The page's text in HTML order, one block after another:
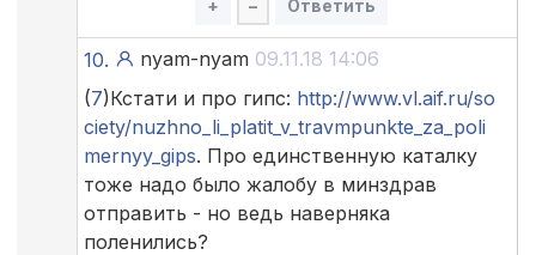
+ – Ответить
10. nyam-nyam 09.11.18 14:06
(7)Кстати и про гипс: http://www.vl.aif.ru/so
ciety/nuzhno_li_platit_v_travmpunkte_za_poli
mernyy_gips. Про единственную каталку
тоже надо было жалобу в минздрав
отправить - но ведь наверняка
поленились?